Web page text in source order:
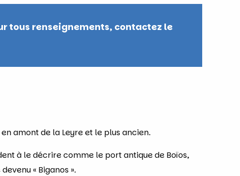
tous renseignements, contactez le
amont de la Leyre et le plus ancien.
à le décrire comme le port antique de Boïos,
« Biganos ».